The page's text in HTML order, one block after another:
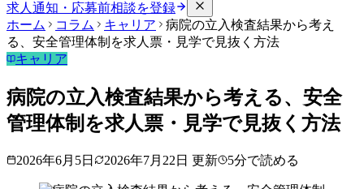
求人通知・応募前相談を登録
ホーム
コラム キャリア
病院の立入検査結果から考え
る、安全管理体制を求人票・見学で見抜く方法
キャリア
病院の立入検査結果から考える、安全
管理体制を求人票・見学で見抜く方法
2026年6月5日 2026年7月22日 更新 5分で読める